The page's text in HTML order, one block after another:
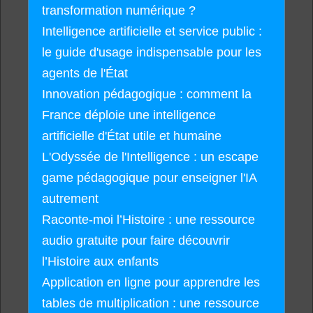
transformation numérique ?
Intelligence artificielle et service public :
le guide d'usage indispensable pour les
agents de l'État
Innovation pédagogique : comment la
France déploie une intelligence
artificielle d'État utile et humaine
L'Odyssée de l'Intelligence : un escape
game pédagogique pour enseigner l'IA
autrement
Raconte-moi l’Histoire : une ressource
audio gratuite pour faire découvrir
l’Histoire aux enfants
Application en ligne pour apprendre les
tables de multiplication : une ressource